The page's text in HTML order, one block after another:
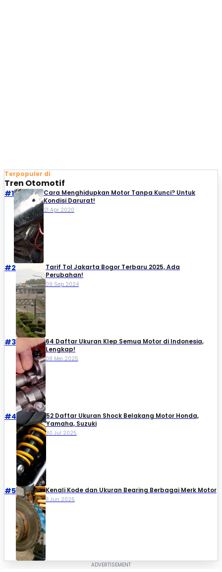
Terpopuler di
Tren Otomotif
#1
Cara Menghidupkan Motor Tanpa Kunci? Untuk
Kondisi Darurat!
21 Apr 2020
#2
Tarif Tol Jakarta Bogor Terbaru 2025, Ada
Perubahan!
09 Sep 2024
#3
64 Daftar Ukuran Klep Semua Motor di Indonesia,
Lengkap!
08 Mei 2025
#4
52 Daftar Ukuran Shock Belakang Motor Honda,
Yamaha, Suzuki​
30 Jul 2025
#5 Kenali Kode dan Ukuran Bearing Berbagai Merk Motor
11 Jun 2025